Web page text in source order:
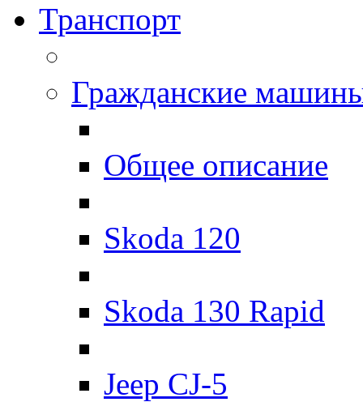
Транспорт
Гражданские
Общее описание
Skoda 120
Skoda 130 Rapid
Jeep CJ-5